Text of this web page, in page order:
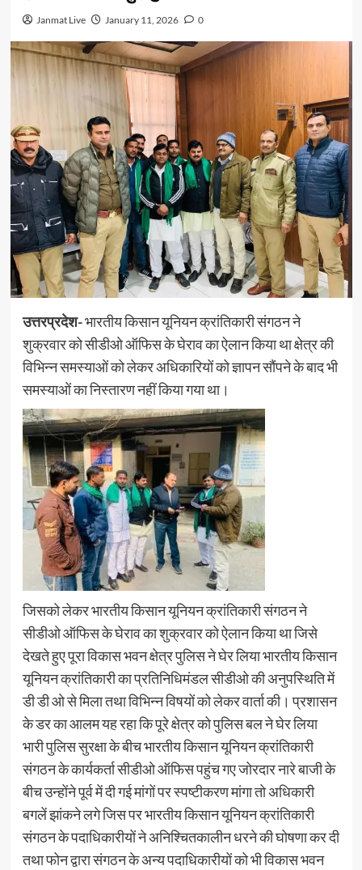
Janmat Live January 11, 2026 0
उत्तरप्रदेश-भारतीय किसान यूनियन क्रांतिकारी संगठन ने
शुक्रवार को सीडीओ ऑफिस के घेराव का ऐलान किया था क्षेत्र की
विभिन्न समस्याओं को लेकर अधिकारियों को ज्ञापन सौंपने के बाद भी
समस्याओं का निस्तारण नहीं किया गया था।
जिसको लेकर भारतीय किसान यूनियन क्रांतिकारी संगठन ने
सीडीओ ऑफिस के घेराव का शुक्रवार को ऐलान किया था जिसे
देखते हुए पूरा विकास भवन क्षेत्र पुलिस ने घेर लिया भारतीय किसान
यूनियन क्रांतिकारी का प्रतिनिधिमंडल सीडीओ की अनुपस्थिति में
डी डी ओ से मिला तथा विभिन्न विषयों को लेकर वार्ता की। प्रशासन
के डर का आलम यह रहा कि पूरे क्षेत्र को पुलिस बल ने घेर लिया
भारी पुलिस सुरक्षा के बीच भारतीय किसान यूनियन क्रांतिकारी
संगठन के कार्यकर्ता सीडीओ ऑफिस पहुंच गए जोरदार नारे बाजी के
बीच उन्होंने पूर्व में दी गई मांगों पर स्पष्टीकरण मांगा तो अधिकारी
बगलें झांकने लगे जिस पर भारतीय किसान यूनियन क्रांतिकारी
संगठन के पदाधिकारीयों ने अनिश्चितकालीन धरने की घोषणा कर दी
तथा फोन द्वारा संगठन के अन्य पदाधिकारीयों को भी विकास भवन